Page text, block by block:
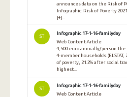
announces data on the Risk of
Infographic: Risk of Poverty
[+]...
ST
Infographic 17-1-16-familyday
Web Content Article
4,500 euro annually/person
4-member households (ELSTAT,
of poverty, 21.2% after social
highest...
ST
Infographic 17-1-16-familyday
Web Content Article